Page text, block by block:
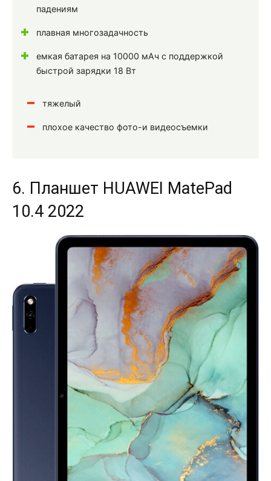
падениям
плавная многозадачность
емкая батарея на 10000 мАч с поддержкой
быстрой зарядки 18 Вт
тяжелый
плохое качество фото-и видеосъемки
6. Планшет HUAWEI MatePad
10.4 2022